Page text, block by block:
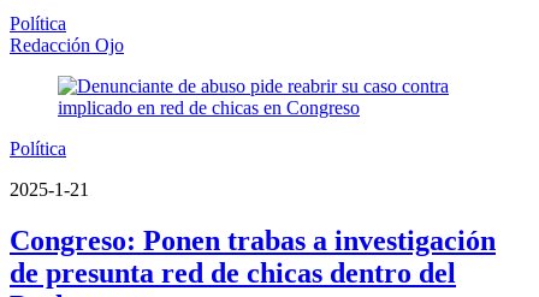
Política
Redacción Ojo
Política
2025-1-21
Congreso: Ponen trabas a investigación
de presunta red de chicas dentro del